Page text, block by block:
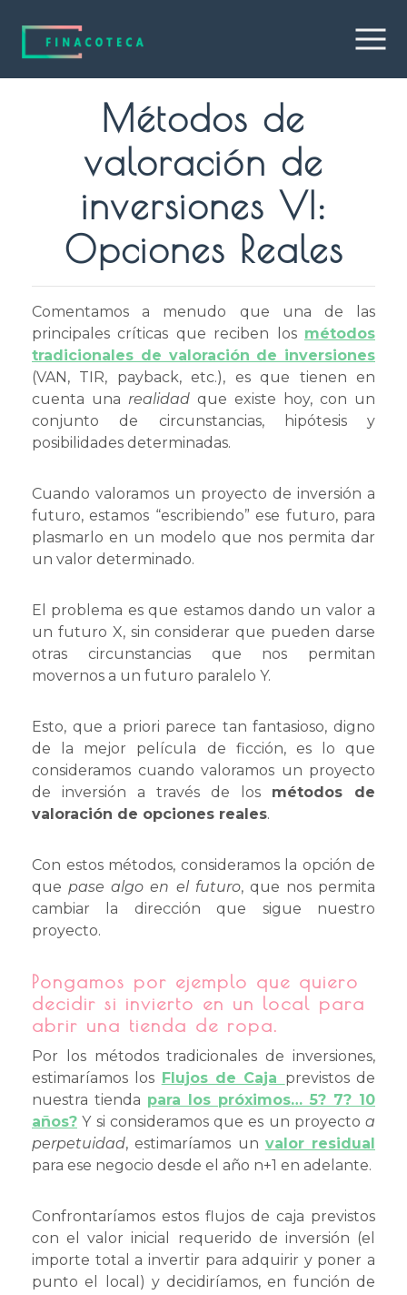
Métodos de
valoración de
inversiones VI:
Opciones Reales
Comentamos a menudo que una de las
principales críticas que reciben los métodos
tradicionales de valoración de inversiones
(VAN, TIR, payback, etc.), es que tienen en
cuenta una realidad que existe hoy, con un
conjunto de circunstancias, hipótesis y
posibilidades determinadas.
Cuando valoramos un proyecto de inversión a
futuro, estamos “escribiendo” ese futuro, para
plasmarlo en un modelo que nos permita dar
un valor determinado.
El problema es que estamos dando un valor a
un futuro X, sin considerar que pueden darse
otras circunstancias que nos permitan
movernos a un futuro paralelo Y.
Esto, que a priori parece tan fantasioso, digno
de la mejor película de ficción, es lo que
consideramos cuando valoramos un proyecto
de inversión a través de los métodos de
valoración de opciones reales.
Con estos métodos, consideramos la opción de
quepase algo en el futuro, que nos permita
cambiar la dirección que sigue nuestro
proyecto.
Pongamos por ejemplo que quiero
decidir si invierto en un local para
abrir una tienda de ropa.
Por los métodos tradicionales de inversiones,
estimaríamos los Flujos de Caja previstos de
nuestra tienda para los próximos… 5? 7? 10
años? Y si consideramos que es un proyecto a
perpetuidad, estimaríamos un valor residual
para ese negocio desde el año n+1 en adelante.
Confrontaríamos estos flujos de caja previstos
con el valor inicial requerido de inversión (el
importe total a invertir para adquirir y poner a
punto el local) y decidiríamos, en función de